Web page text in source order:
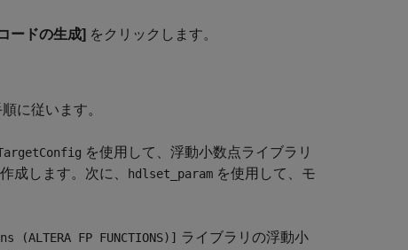
ードの生成] をクリックします。
に従います。
を使用して、浮動小数点ライブラリ
成します。次に、 hdlset_param を使用して、モ
FP FUNCTIONS)]
ライブラリの浮動小